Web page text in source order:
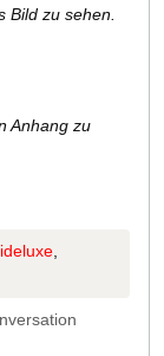
Bild zu sehen.
Anhang zu
,